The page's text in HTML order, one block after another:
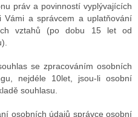
práv a povinností vyplývajících
Vámi a správcem a uplatňování
vztahů (po dobu 15 let od
se zpracováním osobních
nejdéle 10let, jsou-li osobní
souhlasu.
osobních údajů správce osobní